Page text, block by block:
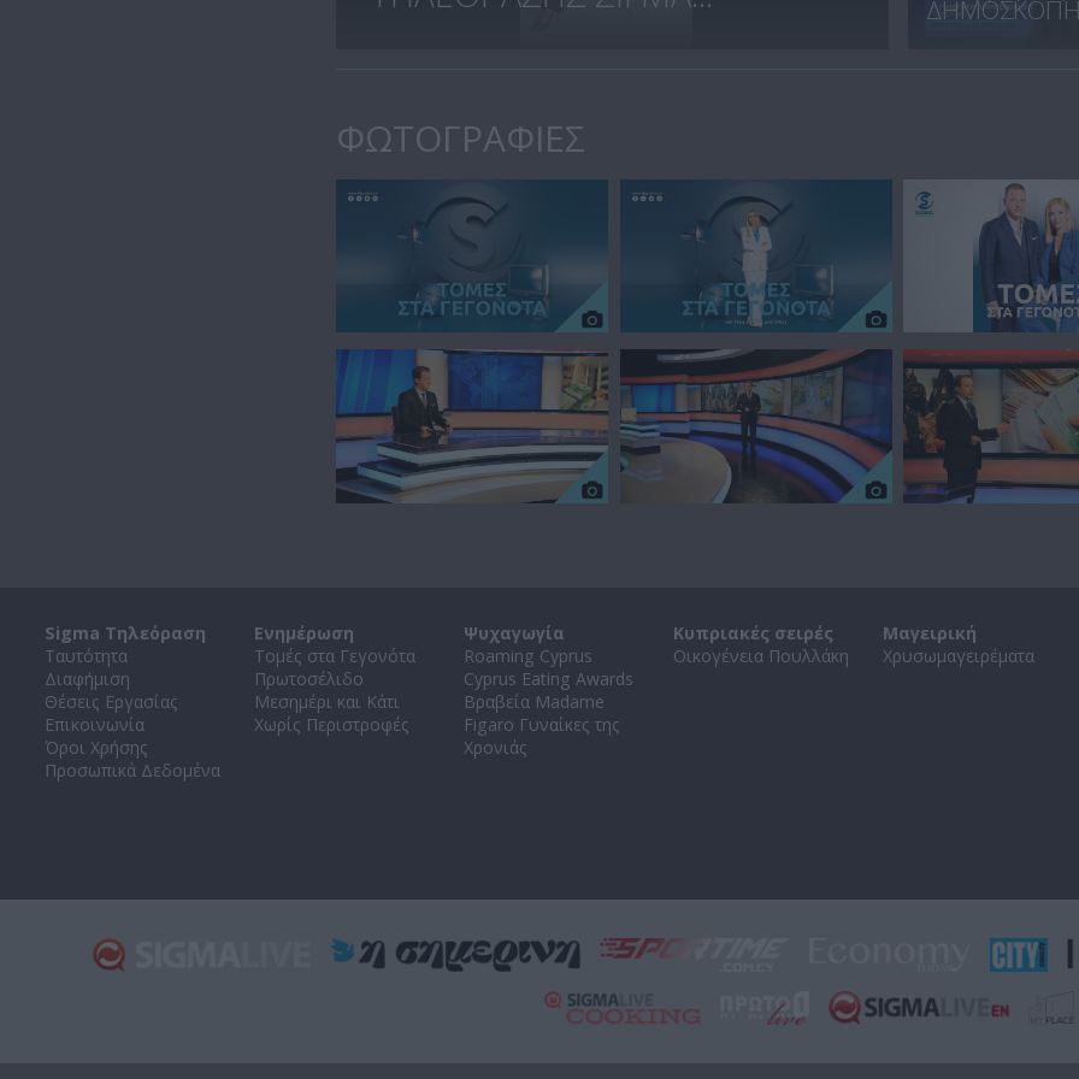
ΦΩΤΟΓΡΑΦΙΕΣ
Sigma Τηλεόραση
Ταυτότητα
Διαφήμιση
Θέσεις Εργασίας
Επικοινωνία
Όροι Χρήσης
Προσωπικά Δεδομένα
Ενημέρωση
Τομές στα Γεγονότα
Πρωτοσέλιδο
Μεσημέρι και Κάτι
Χωρίς Περιστροφές
Ψυχαγωγία
Roaming Cyprus
Cyprus Eating Awards
Βραβεία Madame
Figaro Γυναίκες της
Χρονιάς
Κυπριακές σειρές
Οικογένεια Πουλλάκη
Μαγειρική
Χρυσωμαγειρέματα